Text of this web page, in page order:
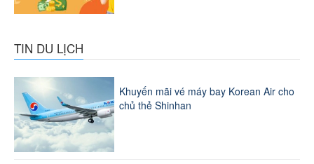
TIN DU LỊCH
Khuyến mãi vé máy bay Korean Air cho
chủ thẻ Shinhan